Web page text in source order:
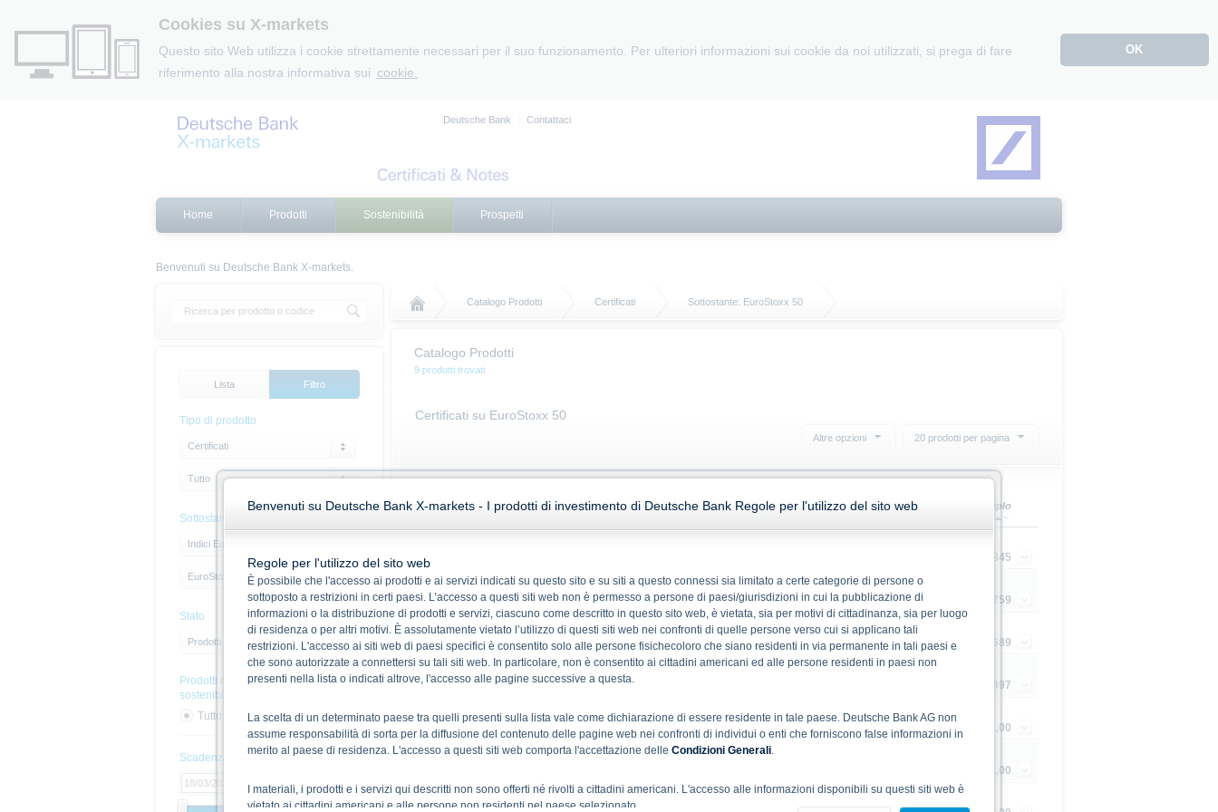
Cookies su X-markets
Questo sito Web utilizza i cookie strettamente necessari per il suo funzionamento. Per ulteriori informazioni sui cookie da noi utilizzati, si prega di fare
riferimento alla nostra informativa sui cookie.
OK
Deutsche Bank Contattaci
Home Prodotti Sostenibilità Prospetti
Benvenuti su Deutsche Bank X-markets.
Catalogo Prodotti Certificati Sottostante: EuroStoxx 50
Catalogo Prodotti
9 prodotti trovati
Certificati su EuroStoxx 50
Altre opzioni 20 prodotti per pagina
Codice negoz.
Strike Denaro Lettera Scadenza Multiplo
0,015845
EuroStoxx 50 Phoenix Certificate
DH5FF1
- 98,7700 0,0000 06/03/2031
0,01759
EuroStoxx 50 Phoenix Certificate
DH457X
- 100,7700 0,0000 21/11/2030
0,017689
Bonus Certificate linked to EuroStoxx 50 Index
DB2EQH
0,030497
DH4CXY
100,0000 119,9200 0,0000 07/03/2028
1,00
Drop-Back Certificate linked to EuroStoxx 50 Index
1,00
Phoenix Memory Autocallable linked to Worst of EuroStoxx50, S&P500, Nikkei 225
Lista Filtro
Tipo di prodotto
Certificati
Tutto
Sottostante
Indici Europa
EuroStoxx 50
Stato
Prodotti attivi
Prodotti con caratteristiche di
sostenibilità
Tutto
Si No
Scadenza
Benvenuti su Deutsche Bank X-markets - I prodotti di investimento di Deutsche Bank Regole per l'utilizzo del sito web
Regole per l'utilizzo del sito web
È possibile che l'accesso ai prodotti e ai servizi indicati su questo sito e su siti a questo connessi sia limitato a certe categorie di persone o
sottoposto a restrizioni in certi paesi. L’accesso a questi siti web non è permesso a persone di paesi/giurisdizioni in cui la pubblicazione di
informazioni o la distribuzione di prodotti e servizi, ciascuno come descritto in questo sito web, è vietata, sia per motivi di cittadinanza, sia per luogo
di residenza o per altri motivi. È assolutamente vietato l’utilizzo di questi siti web nei confronti di quelle persone verso cui si applicano tali
restrizioni. L'accesso ai siti web di paesi specifici è consentito solo alle persone fisichecoloro che siano residenti in via permanente in tali paesi e
che sono autorizzate a connettersi su tali siti web. In particolare, non è consentito ai cittadini americani ed alle persone residenti in paesi non
presenti nella lista o indicati altrove, l'accesso alle pagine successive a questa.
La scelta di un determinato paese tra quelli presenti sulla lista vale come dichiarazione di essere residente in tale paese. Deutsche Bank AG non
assume responsabilità di sorta per la diffusione del contenuto delle pagine web nei confronti di individui o enti che forniscono false informazioni in
merito al paese di residenza. L'accesso a questi siti web comporta l'accettazione delle Condizioni Generali
I materiali, i prodotti e i servizi qui descritti non sono offerti né rivolti a cittadini americani. L'accesso alle informazioni disponibili su questi siti web è
vietato ai cittadini americani e alle persone non residenti nel paese selezionato.